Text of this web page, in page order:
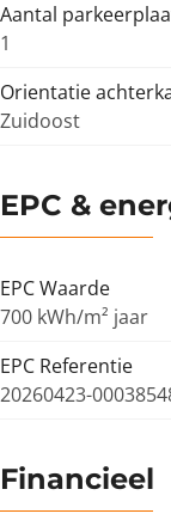
Aantal
1
Orientatie
Zuidoost
EPC &
EPC Waarde
700 kWh/m² jaar
EPC Referentie
20260423-
Financieel